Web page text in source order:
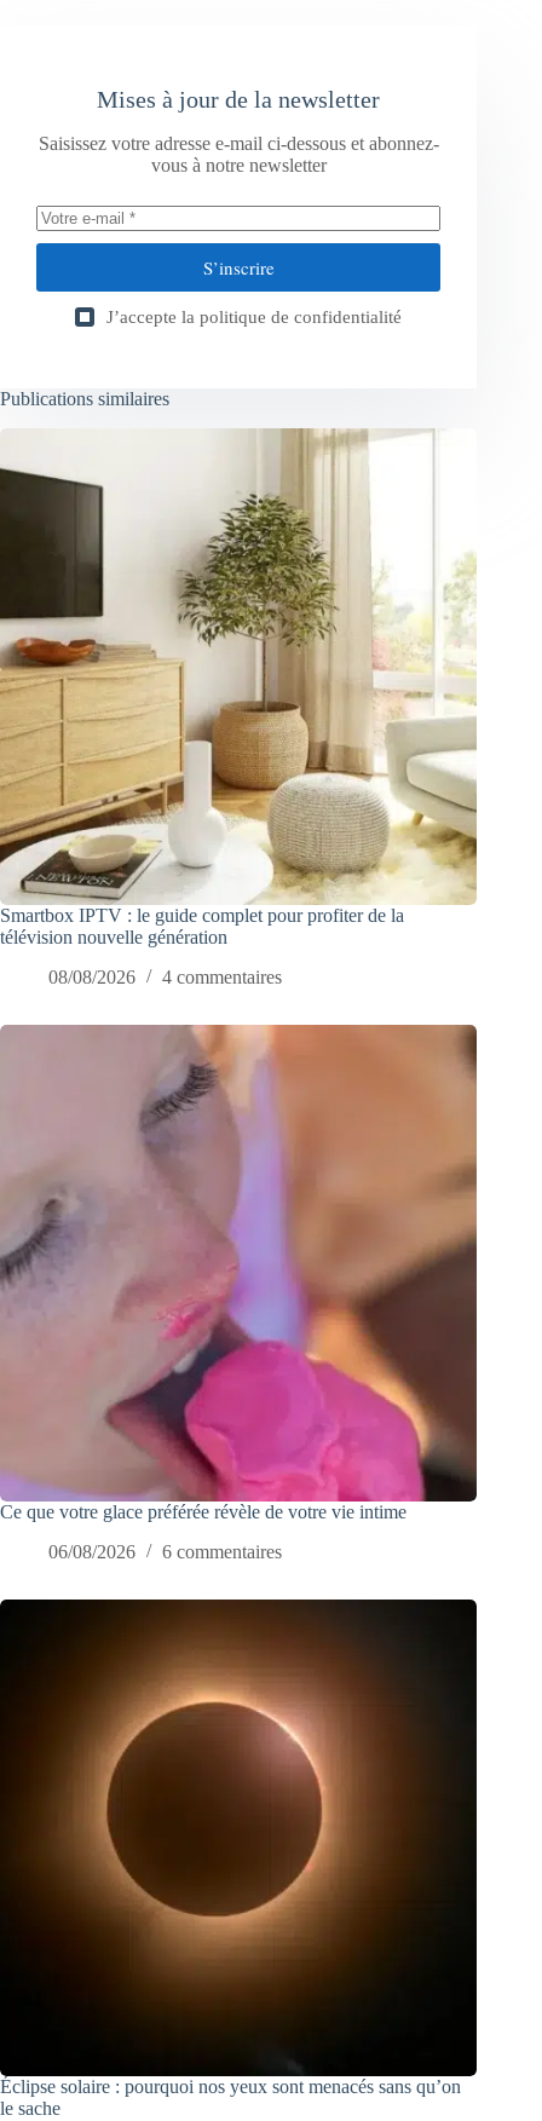
Mises à jour de la newsletter
Saisissez votre adresse e-mail ci-dessous et abonnez-
vous à notre newsletter
S’inscrire
J’accepte la politique de confidentialité
Publications similaires
Smartbox IPTV : le guide complet pour profiter de la
télévision nouvelle génération
08/08/2026
4 commentaires
Ce que votre glace préférée révèle de votre vie intime
06/08/2026
6 commentaires
Éclipse solaire : pourquoi nos yeux sont menacés sans qu’on
le sache